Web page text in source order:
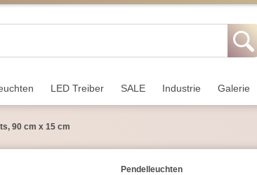
LED Treiber SALE Industrie Galerie
90 cm x 15 cm
Pendel­leuchten